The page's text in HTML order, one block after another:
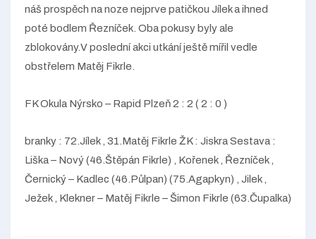
náš prospěch na noze nejprve patičkou Jílek a ihned
poté bodlem Řezníček. Oba pokusy byly ale
zblokovány.V poslední akci utkání ještě mířil vedle
obstřelem Matěj Fikrle.
FK Okula Nýrsko – Rapid Plzeň 2 : 2 ( 2 : 0 )
branky : 72.Jílek , 31.Matěj Fikrle ŽK : Jiskra Sestava :
Liška – Nový (46.Štěpán Fikrle) , Kořenek , Řezníček ,
Černický – Kadlec (46.Půlpan) (75.Agapkyn) , Jilek ,
Ježek , Klekner – Matěj Fikrle – Šimon Fikrle (63.Čupalka)